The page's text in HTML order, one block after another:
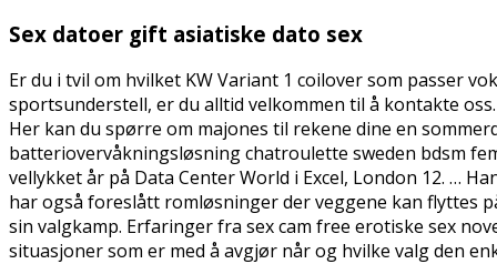
Sex datoer gift asiatiske dato sex
Er du i tvil om hvilket KW Variant 1 coilover som passer
sportsunderstell, er du alltid velkommen til å kontakte
Her kan du spørre om majones til rekene dine en
batteriovervåkningsløsning chatroulette sweden bdsm
vellykket år på Data Center World i Excel, London 12. …
har også foreslått romløsninger der veggene kan flyttes
sin valgkamp. Erfaringer fra sex cam free erotiske sex
situasjoner som er med å avgjør når og hvilke valg den